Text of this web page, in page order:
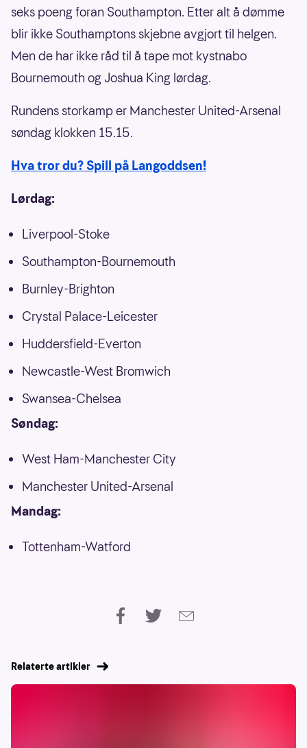
seks poeng foran Southampton. Etter alt å dømme
blir ikke Southamptons skjebne avgjort til helgen.
Men de har ikke råd til å tape mot kystnabo
Bournemouth og Joshua King lørdag.
Rundens storkamp er Manchester United-Arsenal
søndag klokken 15.15.
Hva tror du? Spill på Langoddsen!
Lørdag:
Liverpool-Stoke
Southampton-Bournemouth
Burnley-Brighton
Crystal Palace-Leicester
Huddersfield-Everton
Newcastle-West Bromwich
Swansea-Chelsea
Søndag:
West Ham-Manchester City
Manchester United-Arsenal
Mandag:
Tottenham-Watford
Relaterte artikler